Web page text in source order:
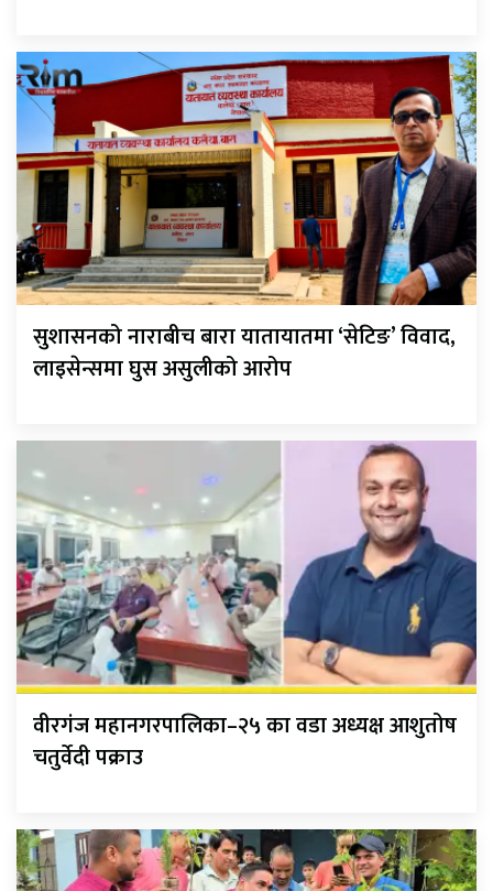
सुशासनको नाराबीच बारा यातायातमा ‘सेटिङ’ विवाद,
लाइसेन्समा घुस असुलीको आरोप
वीरगंज महानगरपालिका–२५ का वडा अध्यक्ष आशुतोष
चतुर्वेदी पक्राउ